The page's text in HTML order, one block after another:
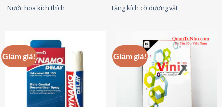
Nước hoa kích thích
Tăng kích cỡ dương vật
Giảm giá! Giảm giá!